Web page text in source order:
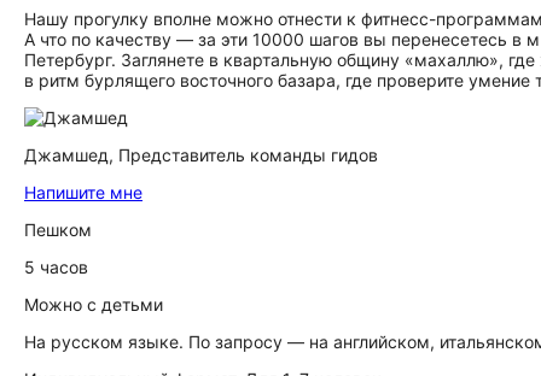
Нашу прогулку вполне можно отнести к фитнесс-
А что по качеству — за эти 10000 шагов вы перенесетесь
Петербург. Заглянете в квартальную общину «махаллю»,
в ритм бурлящего восточного базара, где проверите
Джамшед, Представитель команды гидов
Напишите мне
Пешком
5 часов
Можно с детьми
На русском языке. По запросу — на английском,